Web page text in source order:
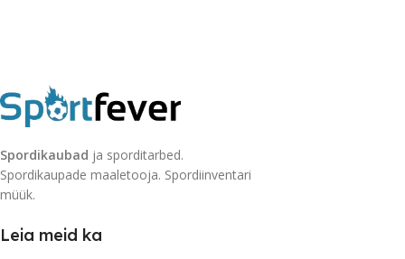
Spordikaubad ja sporditarbed.
Spordikaupade maaletooja. Spordiinventari
müük.
Leia meid ka